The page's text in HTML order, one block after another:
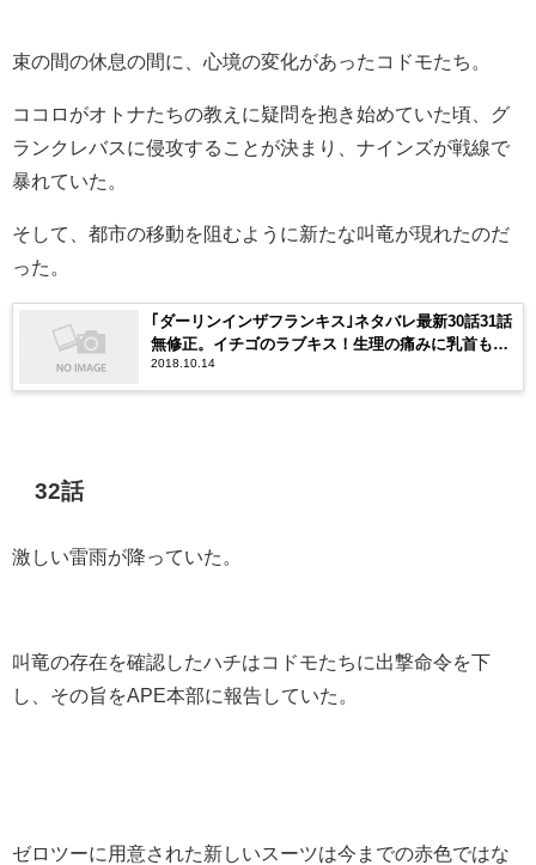
束の間の休息の間に、心境の変化があったコドモたち。
ココロがオトナたちの教えに疑問を抱き始めていた頃、グ
ランクレバスに侵攻することが決まり、ナインズが戦線で
暴れていた。
そして、都市の移動を阻むように新たな叫竜が現れたのだ
った。
｢ダーリンインザフランキス｣ネタバレ最新30話31話
無修正。イチゴのラブキス！生理の痛みに乳首も疼
くココロ
2018.10.14
32話
激しい雷雨が降っていた。
叫竜の存在を確認したハチはコドモたちに出撃命令を下
し、その旨をAPE本部に報告していた。
ゼロツーに用意された新しいスーツは今までの赤色ではな